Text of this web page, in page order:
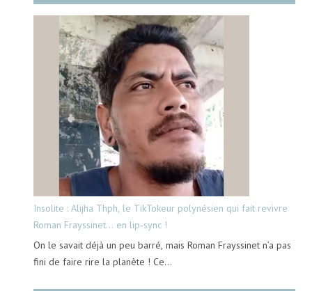
Insolite : Alijha Thph, le TikTokeur polynésien qui fait revivre
Roman Frayssinet… en lip-sync !
On le savait déjà un peu barré, mais Roman Frayssinet n’a pas
fini de faire rire la planète ! Ce…